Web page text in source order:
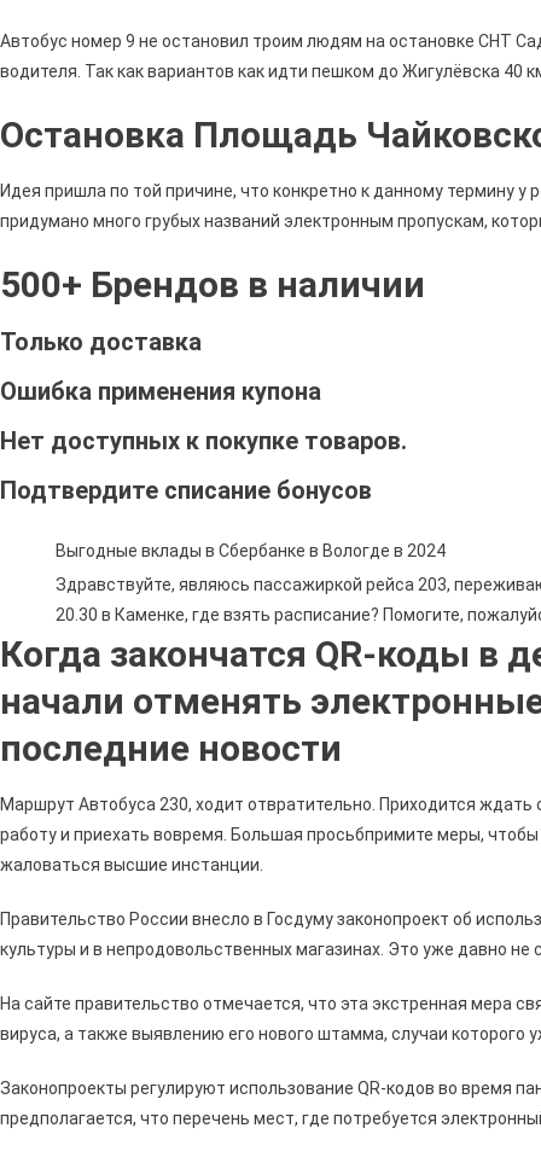
Автобус номер 9 не остановил троим людям на остановке СНТ
водителя. Так как вариантов как идти пешком до Жигулёвска 40
Остановка Площадь
Идея пришла по той причине, что конкретно к данному термину
придумано много грубых названий электронным пропускам,
500+ Брендов в наличии
Только доставка
Ошибка применения купона
Нет доступных к покупке товаров.
Подтвердите списание бонусов
Выгодные вклады в Сбербанке в Вологде в 2024
Здравствуйте, являюсь пассажиркой рейса 203,
20.30 в Каменке, где взять расписание? Помогите,
Когда закончатся QR-коды в
начали отменять
последние новости
Маршрут Автобуса 230, ходит отвратительно. Приходится
работу и приехать вовремя. Большая просьбпримите меры,
жаловаться высшие инстанции.
Правительство России внесло в Госдуму законопроект об
культуры и в непродовольственных магазинах. Это уже давно не
На сайте правительство отмечается, что эта экстренная мера
вируса, а также выявлению его нового штамма, случаи которого
Законопроекты регулируют использование QR-кодов во время
предполагается, что перечень мест, где потребуется